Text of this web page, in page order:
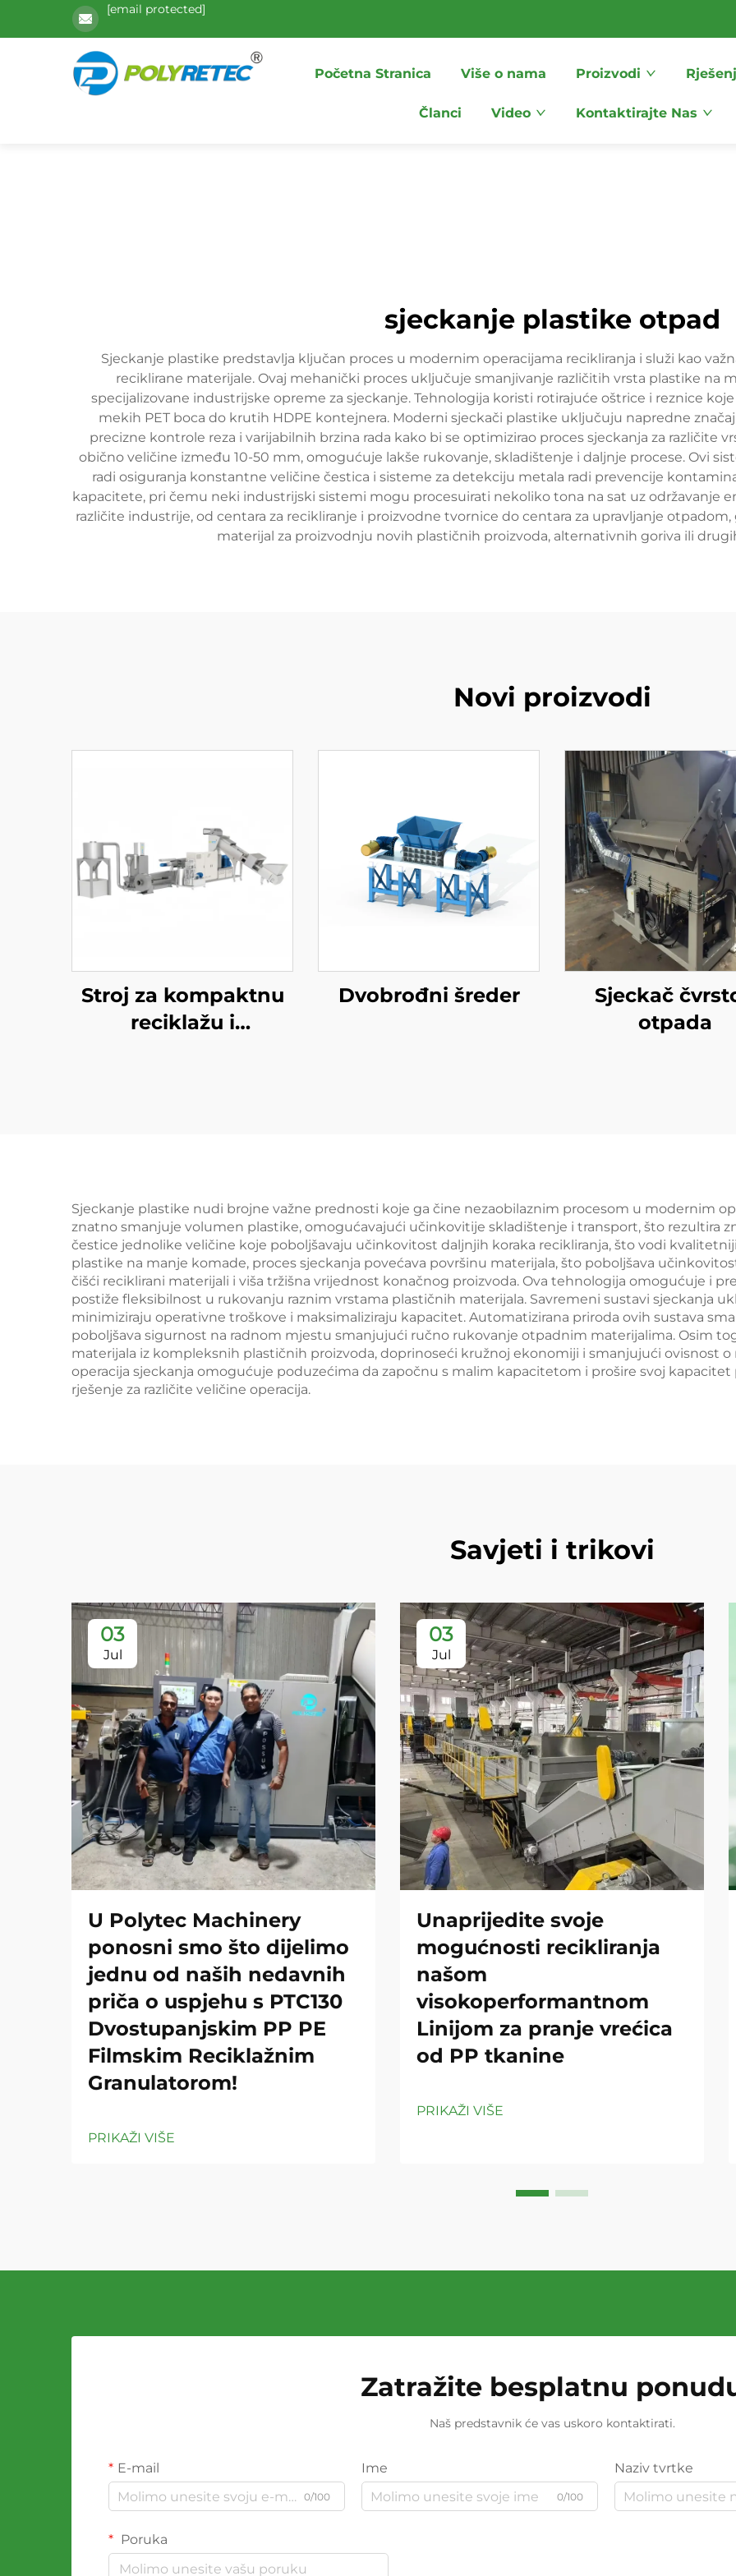
[email protected]
Početna Stranica Više o nama Proizvodi
Članci Video Kontaktirajte Nas
sjeckanje plastike otpad
Sjeckanje plastike predstavlja ključan proces u modernim operacijama recikliranja i služi kao
reciklirane materijale. Ovaj mehanički proces uključuje smanjivanje različitih vrsta plastike na
specijalizovane industrijske opreme za sjeckanje. Tehnologija koristi rotirajuće oštrice i reznice
mekih PET boca do krutih HDPE kontejnera. Moderni sjeckači plastike uključuju napredne
precizne kontrole reza i varijabilnih brzina rada kako bi se optimizirao proces sjeckanja za različite
obično veličine između 10-50 mm, omogućuje lakše rukovanje, skladištenje i daljnje procese. Ovi
radi osiguranja konstantne veličine čestica i sisteme za detekciju metala radi prevencije
kapacitete, pri čemu neki industrijski sistemi mogu procesuirati nekoliko tona na sat uz održavanje
različite industrije, od centara za recikliranje i proizvodne tvornice do centara za upravljanje
materijal za proizvodnju novih plastičnih proizvoda, alternativnih goriva ili
Novi proizvodi
Stroj za kompaktnu
reciklažu i
Dvobrođni šreder
Sjeckač
otpada
Sjeckanje plastike nudi brojne važne prednosti koje ga čine nezaobilaznim procesom u modernim
znatno smanjuje volumen plastike, omogućavajući učinkovitije skladištenje i transport, što rezultira
čestice jednolike veličine koje poboljšavaju učinkovitost daljnjih koraka recikliranja, što vodi
plastike na manje komade, proces sjeckanja povećava površinu materijala, što poboljšava
čišći reciklirani materijali i viša tržišna vrijednost konačnog proizvoda. Ova tehnologija omogućuje i
postiže fleksibilnost u rukovanju raznim vrstama plastičnih materijala. Savremeni sustavi sjeckanja
minimiziraju operativne troškove i maksimaliziraju kapacitet. Automatizirana priroda ovih sustava
poboljšava sigurnost na radnom mjestu smanjujući ručno rukovanje otpadnim materijalima. Osim
materijala iz kompleksnih plastičnih proizvoda, doprinoseći kružnoj ekonomiji i smanjujući ovisnost
operacija sjeckanja omogućuje poduzećima da započnu s malim kapacitetom i prošire svoj
rješenje za različite veličine operacija.
Savjeti i trikovi
03
Jul
U Polytec Machinery
ponosni smo što dijelimo
jednu od naših nedavnih
priča o uspjehu s PTC130
Dvostupanjskim PP PE
Filmskim Reciklažnim
Granulatorom!
PRIKAŽI VIŠE
03
Jul
Unaprijedite svoje
mogućnosti recikliranja
našom
visokoperformantnom
Linijom za pranje vrećica
od PP tkanine
PRIKAŽI VIŠE
Zatražite besplatnu
Naš predstavnik će vas uskoro kontaktirati.
E-mail
0/100
Ime
0/100
Naziv tvrtke
Poruka